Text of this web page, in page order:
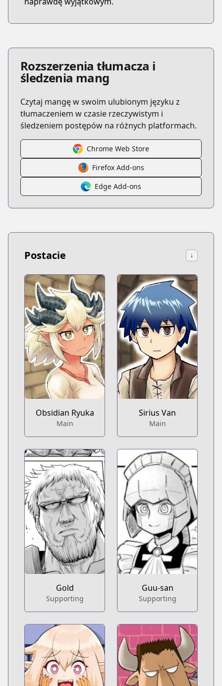
Rozszerzenia tłumacza i
śledzenia mang
Czytaj mangę w swoim ulubionym języku z
tłumaczeniem w czasie rzeczywistym i
śledzeniem postępów na różnych platformach.
Chrome Web Store
Firefox Add-ons
Edge Add-ons
Postacie ↓
Obsidian Ryuka
Main
Sirius Van
Main
Gold
Supporting
Guu-san
Supporting